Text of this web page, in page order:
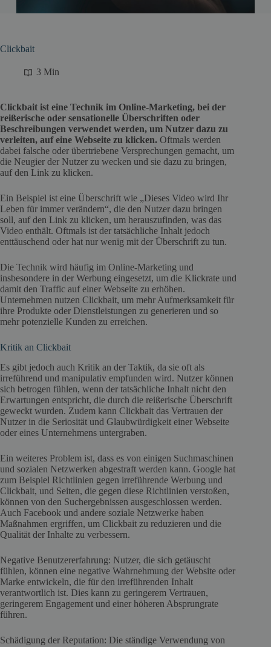
Clickbait
3 Min
Clickbait ist eine Technik im Online-Marketing, bei der
reißerische oder sensationelle Überschriften oder
Beschreibungen verwendet werden, um Nutzer dazu zu
verleiten, auf eine Webseite zu klicken. Oftmals werden
dabei falsche oder übertriebene Versprechungen gemacht, um
die Neugier der Nutzer zu wecken und sie dazu zu bringen,
auf den Link zu klicken.
Ein Beispiel ist eine Überschrift wie „Dieses Video wird Ihr
Leben für immer verändern“, die den Nutzer dazu bringen
soll, auf den Link zu klicken, um herauszufinden, was das
Video enthält. Oftmals ist der tatsächliche Inhalt jedoch
enttäuschend oder hat nur wenig mit der Überschrift zu tun.
Die Technik wird häufig im Online-Marketing und
insbesondere in der Werbung eingesetzt, um die Klickrate und
damit den Traffic auf einer Webseite zu erhöhen.
Unternehmen nutzen Clickbait, um mehr Aufmerksamkeit für
ihre Produkte oder Dienstleistungen zu generieren und so
mehr potenzielle Kunden zu erreichen.
Kritik an Clickbait
Es gibt jedoch auch Kritik an der Taktik, da sie oft als
irreführend und manipulativ empfunden wird. Nutzer können
sich betrogen fühlen, wenn der tatsächliche Inhalt nicht den
Erwartungen entspricht, die durch die reißerische Überschrift
geweckt wurden. Zudem kann Clickbait das Vertrauen der
Nutzer in die Seriosität und Glaubwürdigkeit einer Webseite
oder eines Unternehmens untergraben.
Ein weiteres Problem ist, dass es von einigen Suchmaschinen
und sozialen Netzwerken abgestraft werden kann. Google hat
zum Beispiel Richtlinien gegen irreführende Werbung und
Clickbait, und Seiten, die gegen diese Richtlinien verstoßen,
können von den Suchergebnissen ausgeschlossen werden.
Auch Facebook und andere soziale Netzwerke haben
Maßnahmen ergriffen, um Clickbait zu reduzieren und die
Qualität der Inhalte zu verbessern.
Negative Benutzererfahrung: Nutzer, die sich getäuscht
fühlen, können eine negative Wahrnehmung der Website oder
Marke entwickeln, die für den irreführenden Inhalt
verantwortlich ist. Dies kann zu geringerem Vertrauen,
geringerem Engagement und einer höheren Absprungrate
führen.
Schädigung der Reputation: Die ständige Verwendung von